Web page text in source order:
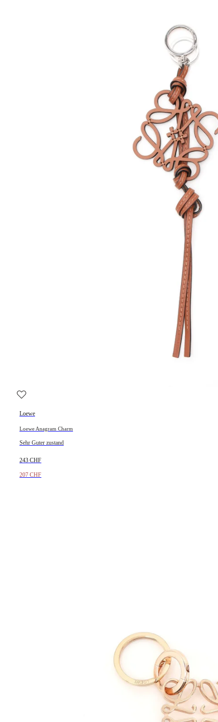
Loewe
Loewe Anagram Charm
Sehr Guter zustand
243 CHF
207 CHF